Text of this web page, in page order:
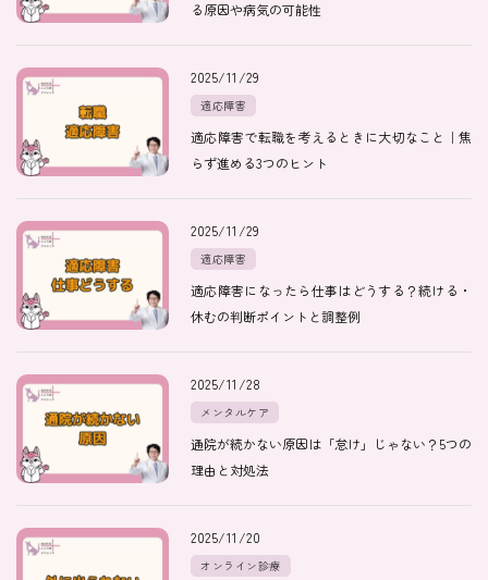
る原因や病気の可能性
2025/11/29
適応障害
適応障害で転職を考えるときに大切なこと｜焦
らず進める3つのヒント
2025/11/29
適応障害
適応障害になったら仕事はどうする？続ける・
休むの判断ポイントと調整例
2025/11/28
メンタルケア
通院が続かない原因は「怠け」じゃない？5つの
理由と対処法
2025/11/20
オンライン診療